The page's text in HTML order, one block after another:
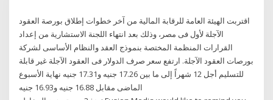
اقتربت الهيئة العامة للرقابة المالية من آخر خطوات إطلاق بورصة العقود
الآجلة لأول فى مصر، وذلك بعد انتهاء اللجنة الاستشارية من إعداد
القرارات المنظمة المختصة بنموذج العقد والنظام الأساسى لشركة
بورصات العقود الآجلة. ارتفع سعر صرف الدولار فى العقود الآجلة غير قابلة
للتسليم أجل 12 شهراً إلى ما بين 17.26 جنيه و17.31 جنيه نهاية الأسبوع
الماضى مقابل 16.88 جنيه و16.93 جنيه